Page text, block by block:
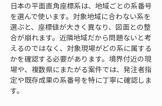
日本の平面直角座標系は、地域ごとの系番号
を選んで使います。対象地域に合わない系を
選ぶと、座標値が大きく異なり、図面との整
合が崩れます。近隣地域だから問題ないと考
えるのではなく、対象現場がどの系に属する
かを確認する必要があります。境界付近の現
場や、複数県にまたがる案件では、発注者指
定や既存成果の系番号を特に丁寧に確認しま
す。